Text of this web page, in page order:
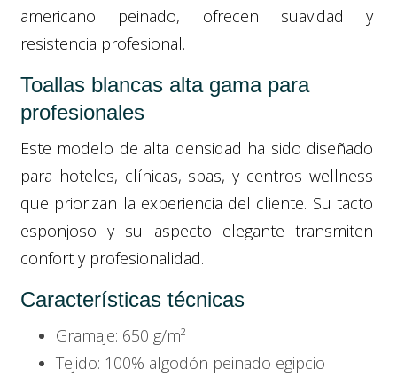
americano peinado, ofrecen suavidad y
resistencia profesional.
Toallas blancas alta gama para
profesionales
Este modelo de alta densidad ha sido diseñado
para hoteles, clínicas, spas, y centros wellness
que priorizan la experiencia del cliente. Su tacto
esponjoso y su aspecto elegante transmiten
confort y profesionalidad.
Características técnicas
Gramaje: 650 g/m²
Tejido: 100% algodón peinado egipcio